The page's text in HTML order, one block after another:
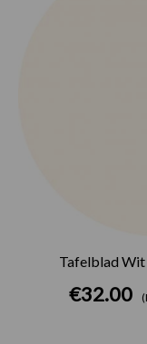
Tafelblad
€32.00